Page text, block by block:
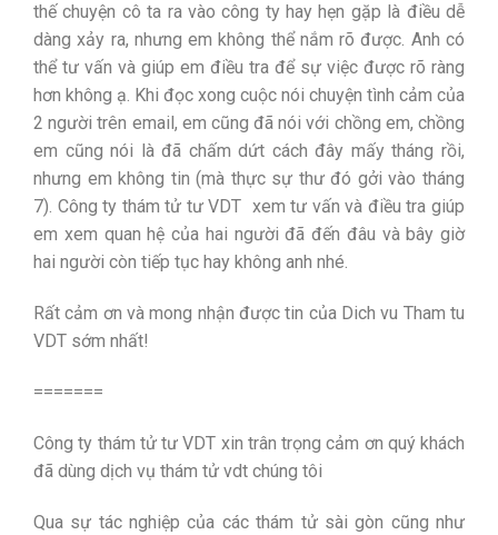
thế chuyện cô ta ra vào công ty hay hẹn gặp là điều dễ
dàng xảy ra, nhưng em không thể nắm rõ được. Anh có
thể tư vấn và giúp em điều tra để sự việc được rõ ràng
hơn không ạ. Khi đọc xong cuộc nói chuyện tình cảm của
2 người trên email, em cũng đã nói với chồng em, chồng
em cũng nói là đã chấm dứt cách đây mấy tháng rồi,
nhưng em không tin (mà thực sự thư đó gởi vào tháng
7). Công ty thám tử tư VDT xem tư vấn và điều tra giúp
em xem quan hệ của hai người đã đến đâu và bây giờ
hai người còn tiếp tục hay không anh nhé.
Rất cảm ơn và mong nhận được tin của Dich vu Tham tu
VDT sớm nhất!
=======
Công ty thám tử tư VDT xin trân trọng cảm ơn quý khách
đã dùng dịch vụ thám tử vdt chúng tôi
Qua sự tác nghiệp của các thám tử sài gòn cũng như